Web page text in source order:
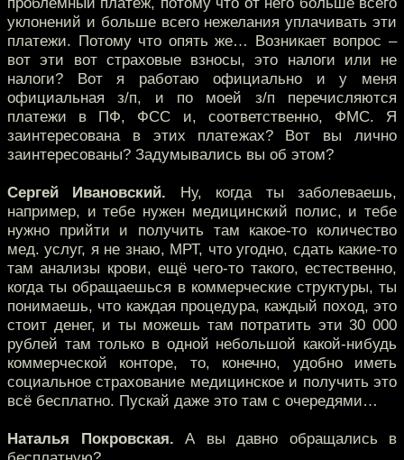
уклонений и больше всего нежелания уплачивать эти
платежи. Потому что опять же… Возникает вопрос –
вот эти вот страховые взносы, это налоги или не
налоги? Вот я работаю официально и у меня
официальная з/п, и по моей з/п перечисляются
платежи в ПФ, ФСС и, соответственно, ФМС. Я
заинтересована в этих платежах? Вот вы лично
заинтересованы? Задумывались вы об этом?
Сергей Ивановский. Ну, когда ты заболеваешь,
например, и тебе нужен медицинский полис, и тебе
нужно прийти и получить там какое-то количество
мед. услуг, я не знаю, МРТ, что угодно, сдать какие-то
там анализы крови, ещё чего-то такого, естественно,
когда ты обращаешься в коммерческие структуры, ты
понимаешь, что каждая процедура, каждый поход, это
стоит денег, и ты можешь там потратить эти 30 000
рублей там только в одной небольшой какой-нибудь
коммерческой конторе, то, конечно, удобно иметь
социальное страхование медицинское и получить это
всё бесплатно. Пускай даже это там с очередями…
Наталья Покровская. А вы давно обращались в